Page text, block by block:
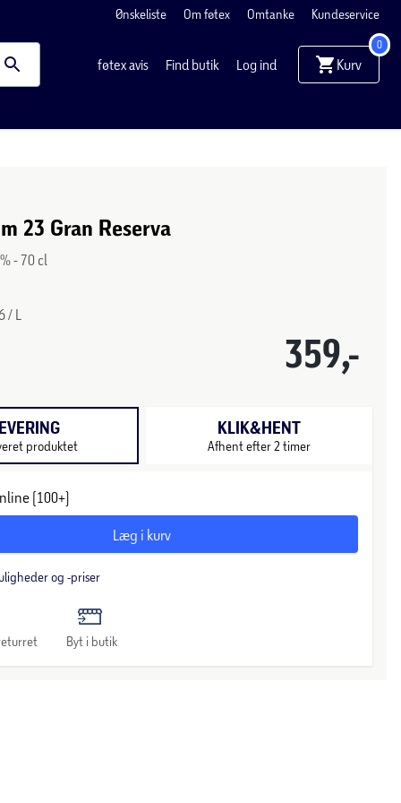
Ønskeliste Om føtex Omtanke Kundeservice
føtex avis Find butik Log ind Kurv
0
23 Gran Reserva
- 70 cl
/ L
359,-
produktet
KLIK&HENT
Afhent efter 2 timer
(100+)
Læg i kurv
og -priser
Byt i butik